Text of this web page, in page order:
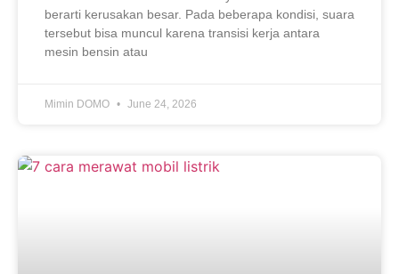
berarti kerusakan besar. Pada beberapa kondisi, suara
tersebut bisa muncul karena transisi kerja antara
mesin bensin atau
Mimin DOMO June 24, 2026